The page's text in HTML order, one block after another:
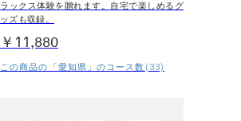
ラックス体験を贈れます。自宅で楽しめるグ
ッズも収録。
￥11,880
この商品の「愛知県」のコース数(33)